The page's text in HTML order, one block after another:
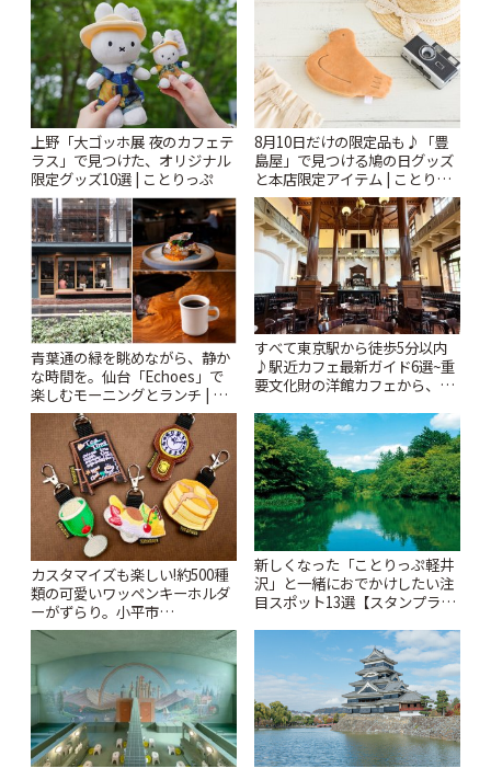
上野「大ゴッホ展 夜のカフェテ
ラス」で見つけた、オリジナル
限定グッズ10選 | ことりっぷ
8月10日だけの限定品も♪「豊
島屋」で見つける鳩の日グッズ
と本店限定アイテム | ことりっ
ぷ
青葉通の緑を眺めながら、静か
な時間を。仙台「Echoes」で
楽しむモーニングとランチ | こ
とりっぷ
すべて東京駅から徒歩5分以内
♪駅近カフェ最新ガイド6選~重
要文化財の洋館カフェから、改
りっぷ
カスタマイズも楽しい!約500種
類の可愛いワッペンキーホルダ
ーがずらり。小平市
「Kimamaya T&K」 | ことりっ
新しくなった「ことりっぷ軽井
沢」と一緒におでかけしたい注
目スポット13選【スタンプラリ